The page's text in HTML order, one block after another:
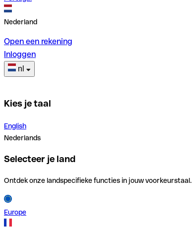
Nederland
Open een rekening
Inloggen
nl
Kies je taal
English
Nederlands
Selecteer je land
Ontdek onze landspecifieke functies in jouw voorkeurstaal.
Europe